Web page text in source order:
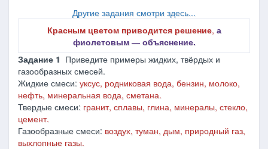
Другие задания смотри здесь...
Красным цветом приводится решение, а
фиолетовым ― объяснение.
Задание 1 Приведите примеры жидких, твёрдых и
газообразных смесей.
Жидкие смеси: уксус, родниковая вода, бензин, молоко,
нефть, минеральная вода, сметана.
Твердые смеси: гранит, сплавы, глина, минералы, стекло,
цемент.
Газообразные смеси: воздух, туман, дым, природный газ,
выхлопные газы.